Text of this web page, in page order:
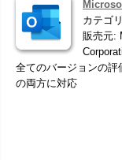
カテゴ
販売元:
全てのバージョンの評
の両方に対応